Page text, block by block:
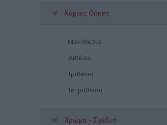
Λιλά
Καφέ
Γκρι
Ασημί
Τιρκουάζ
Κύριες Θήκες
Μονοθέσια
Διθέσια
Τριθέσια
Τετραθέσια
Χρώμα - Σχέδιο